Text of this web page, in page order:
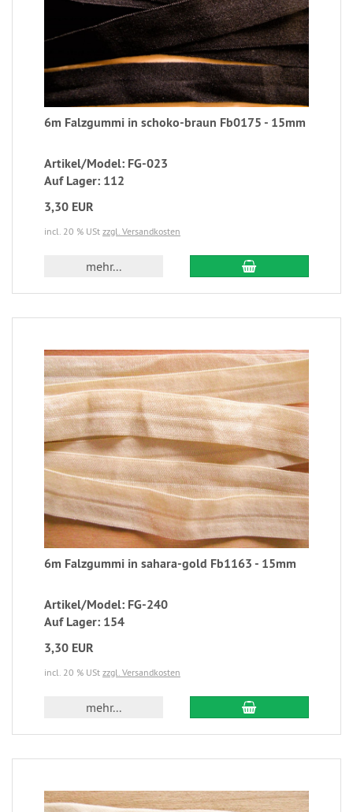
6m Falzgummi in schoko-braun Fb0175 - 15mm
Artikel/Model: FG-023
Auf Lager: 112
3,30 EUR
incl. 20 % USt zzgl. Versandkosten
mehr...
6m Falzgummi in sahara-gold Fb1163 - 15mm
Artikel/Model: FG-240
Auf Lager: 154
3,30 EUR
incl. 20 % USt zzgl. Versandkosten
mehr...